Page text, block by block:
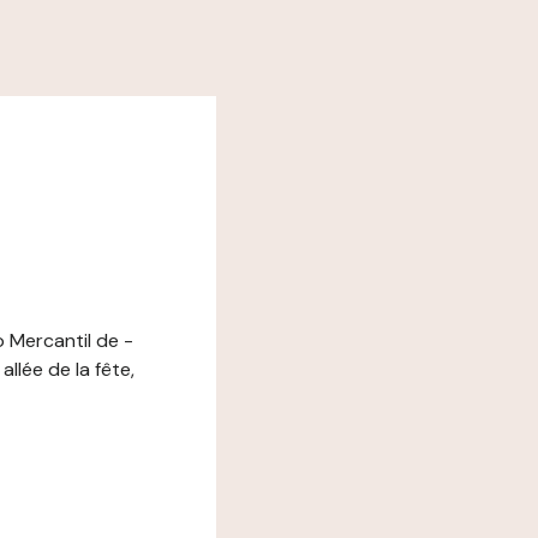
Mercantil de -
de la fête,